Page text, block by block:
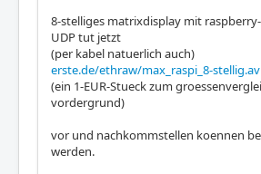
8-stelliges matrixdisplay mit
UDP tut jetzt
(per kabel natuerlich auch)
erste.de/ethraw/max_raspi_8-
(ein 1-EUR-Stueck zum
vordergrund)
vor und nachkommstellen koennen
werden.